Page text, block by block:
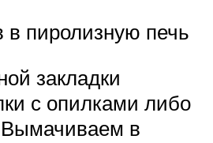
в пиролизную печь
закладки
с опилками либо
Вымачиваем в